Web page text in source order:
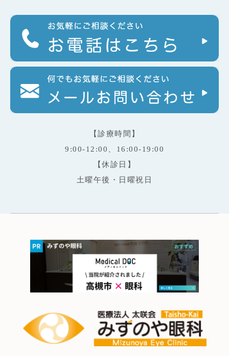
【診療時間】
9:00-12:00、16:00-19:00
【休診日】
土曜午後・日曜祝日